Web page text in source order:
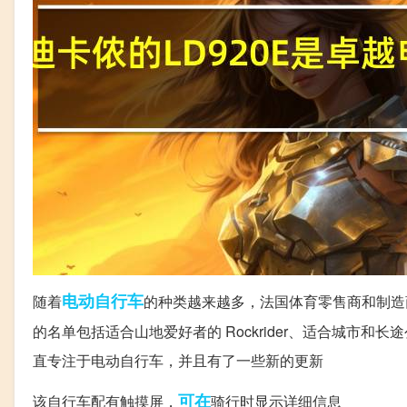
随着电动自行车的种类越来越多，法国体育零售商和制
的名单包括适合山地爱好者的 Rockrider、适合城市和长
直专注于电动自行车，并且有了一些新的更新
该自行车配有触摸屏， 可在骑行时显示详细信息